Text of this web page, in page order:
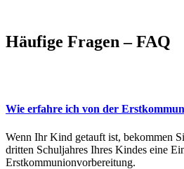
Häufige Fragen – FAQ
Wie erfahre ich von der
Wenn Ihr Kind getauft ist, bekommen
dritten Schuljahres Ihres Kindes eine
Erstkommunionvorbereitung.